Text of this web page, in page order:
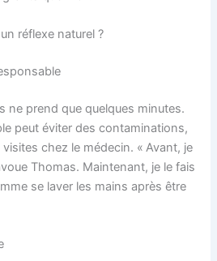
réflexe naturel ?
ne prend que quelques minutes.
peut éviter des contaminations,
chez le médecin. « Avant, je
Thomas. Maintenant, je le fais
se laver les mains après être